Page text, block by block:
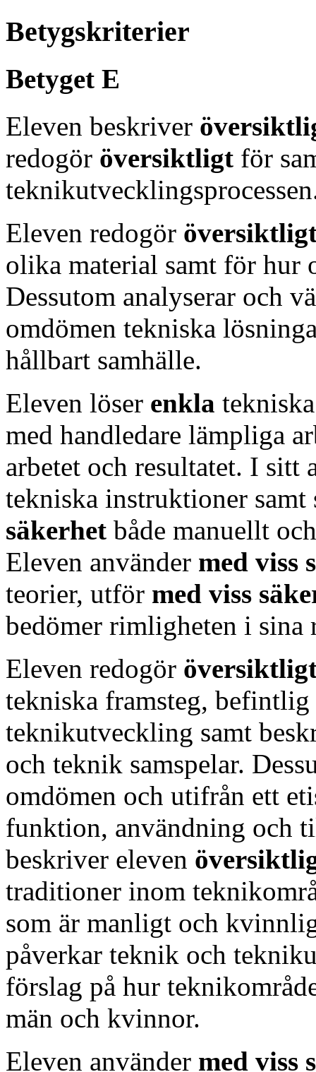
Betygskriterier
Betyget E
Eleven beskriver
redogör översiktligt för
Eleven redogör
olika material samt för hur
Dessutom analyserar och
omdömen tekniska
hållbart samhälle.
Eleven löser enkla
med handledare lämpliga
arbetet och resultatet. I sitt
tekniska instruktioner
säkerhet både manuellt
Eleven använder med viss
teorier, utför med viss
bedömer rimligheten i sina
Eleven redogör
tekniska framsteg,
teknikutveckling samt
och teknik samspelar.
omdömen och utifrån ett
funktion, användning och
beskriver eleven
traditioner inom
som är manligt och
påverkar teknik och
förslag på hur
män och kvinnor.
Eleven använder med viss